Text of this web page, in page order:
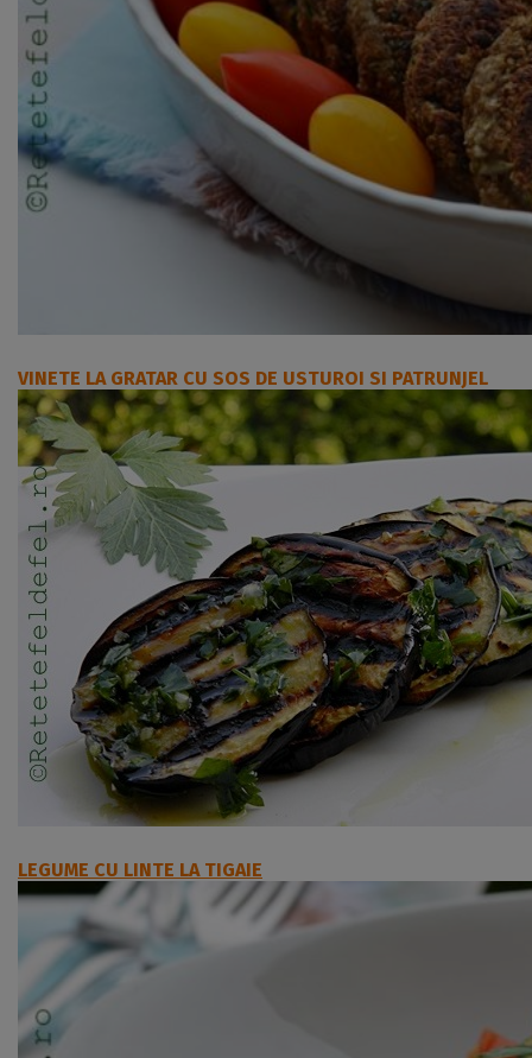
VINETE LA GRATAR CU SOS DE USTUROI SI PATRUNJEL
LEGUME CU LINTE LA TIGAIE